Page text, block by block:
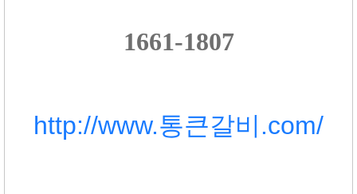
1661-1807
http://www.통큰갈비.com/